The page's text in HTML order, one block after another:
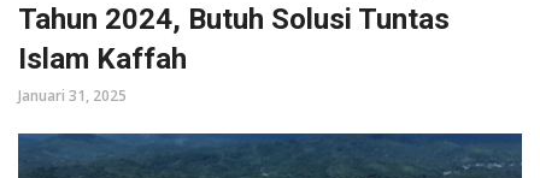
Tahun 2024, Butuh Solusi Tuntas
Islam Kaffah
Januari 31, 2025